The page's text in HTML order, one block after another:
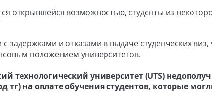
открывшейся возможностью, студенты из
задержками и отказами в выдаче студенческих виз,
положением университетов.
технологический университет (UTS)
тг) на оплате обучения студентов, которые